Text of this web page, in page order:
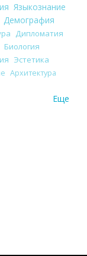
Языкознание
Демография
Дипломатия
Биология
Эстетика
Архитектура
Еще